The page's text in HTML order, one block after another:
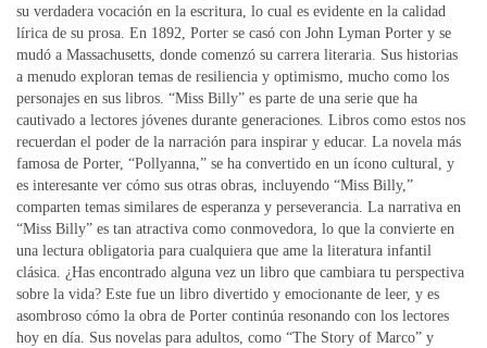
su verdadera vocación en la escritura, lo cual es evidente en la calidad
lírica de su prosa. En 1892, Porter se casó con John Lyman Porter y se
mudó a Massachusetts, donde comenzó su carrera literaria. Sus historias
a menudo exploran temas de resiliencia y optimismo, mucho como los
personajes en sus libros. “Miss Billy” es parte de una serie que ha
cautivado a lectores jóvenes durante generaciones. Libros como estos nos
recuerdan el poder de la narración para inspirar y educar. La novela más
famosa de Porter, “Pollyanna,” se ha convertido en un ícono cultural, y
es interesante ver cómo sus otras obras, incluyendo “Miss Billy,”
comparten temas similares de esperanza y perseverancia. La narrativa en
“Miss Billy” es tan atractiva como conmovedora, lo que la convierte en
una lectura obligatoria para cualquiera que ame la literatura infantil
clásica. ¿Has encontrado alguna vez un libro que cambiara tu perspectiva
sobre la vida? Este fue un libro divertido y emocionante de leer, y es
asombroso cómo la obra de Porter continúa resonando con los lectores
hoy en día. Sus novelas para adultos, como “The Story of Marco” y